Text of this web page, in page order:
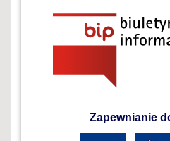
Zapewnianie